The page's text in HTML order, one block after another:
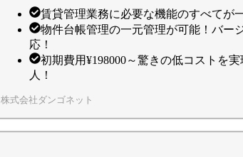
賃貸管理業務に必要な機能のすべてが
物件台帳管理の一元管理が可能！バー
応！
初期費用¥198000～驚きの低コストを
人！
株式会社ダンゴネット